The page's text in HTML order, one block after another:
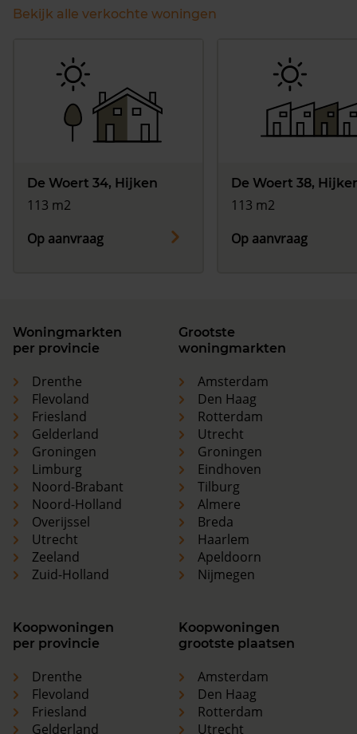
Bekijk alle verkochte woningen
De Woert 34, Hijken
113 m2
Op aanvraag
De Woert 38,
113 m2
Op aanvraag
Woningmarkten
per provincie
Drenthe
Flevoland
Friesland
Gelderland
Groningen
Limburg
Noord-Brabant
Noord-Holland
Overijssel
Utrecht
Zeeland
Zuid-Holland
Grootste
woningmarkten
Amsterdam
Den Haag
Rotterdam
Utrecht
Groningen
Eindhoven
Tilburg
Almere
Breda
Haarlem
Apeldoorn
Nijmegen
Koopwoningen
per provincie
Drenthe
Flevoland
Friesland
Gelderland
Koopwoningen
grootste plaatsen
Amsterdam
Den Haag
Rotterdam
Utrecht